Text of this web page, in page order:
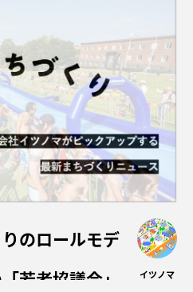
のロールモデ
若者協議会」
イツノマ